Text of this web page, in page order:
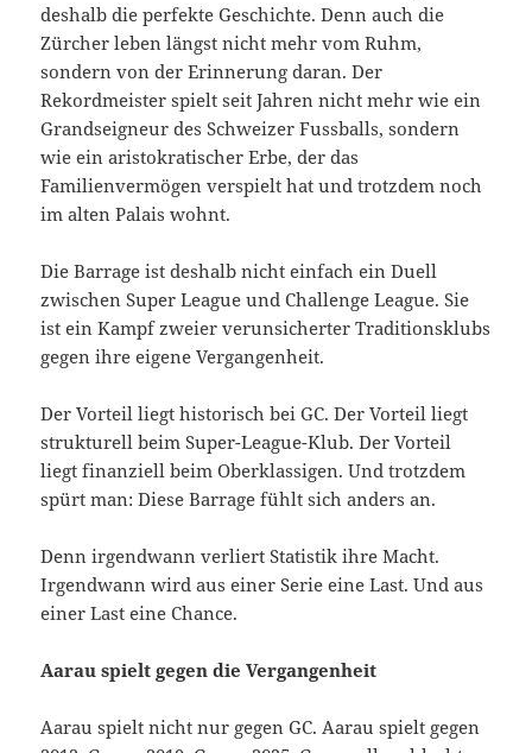
deshalb die perfekte Geschichte. Denn auch die
Zürcher leben längst nicht mehr vom Ruhm,
sondern von der Erinnerung daran. Der
Rekordmeister spielt seit Jahren nicht mehr wie ein
Grandseigneur des Schweizer Fussballs, sondern
wie ein aristokratischer Erbe, der das
Familienvermögen verspielt hat und trotzdem noch
im alten Palais wohnt.
Die Barrage ist deshalb nicht einfach ein Duell
zwischen Super League und Challenge League. Sie
ist ein Kampf zweier verunsicherter Traditionsklubs
gegen ihre eigene Vergangenheit.
Der Vorteil liegt historisch bei GC. Der Vorteil liegt
strukturell beim Super-League-Klub. Der Vorteil
liegt finanziell beim Oberklassigen. Und trotzdem
spürt man: Diese Barrage fühlt sich anders an.
Denn irgendwann verliert Statistik ihre Macht.
Irgendwann wird aus einer Serie eine Last. Und aus
einer Last eine Chance.
Aarau spielt gegen die Vergangenheit
Aarau spielt nicht nur gegen GC. Aarau spielt gegen